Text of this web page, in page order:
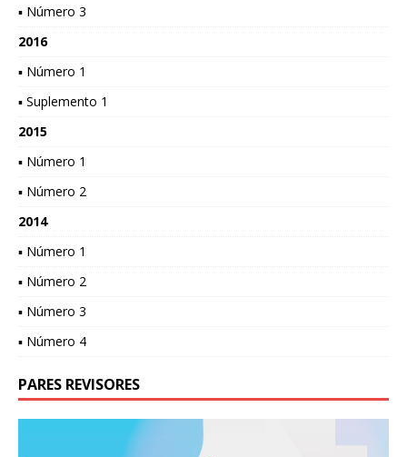
▪ Número 3
2016
▪ Número 1
▪ Suplemento 1
2015
▪ Número 1
▪ Número 2
2014
▪ Número 1
▪ Número 2
▪ Número 3
▪ Número 4
PARES REVISORES